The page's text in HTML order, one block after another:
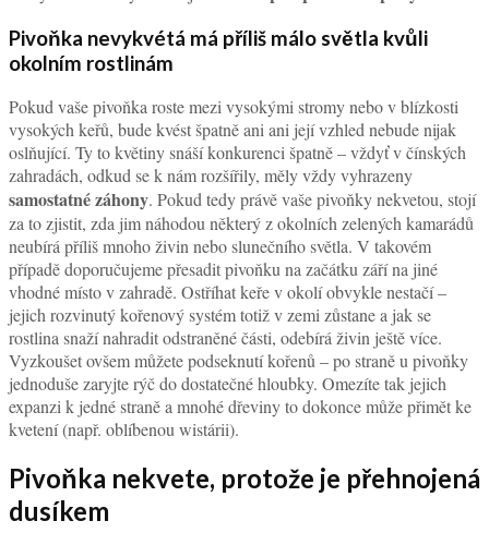
Pivoňka nevykvétá má příliš málo světla kvůli
okolním rostlinám
Pokud vaše pivoňka roste mezi vysokými stromy nebo v blízkosti
vysokých keřů, bude kvést špatně ani ani její vzhled nebude nijak
oslňující. Ty to květiny snáší konkurenci špatně – vždyť v čínských
zahradách, odkud se k nám rozšířily, měly vždy vyhrazeny
samostatné záhony. Pokud tedy právě vaše pivoňky nekvetou, stojí
za to zjistit, zda jim náhodou některý z okolních zelených kamarádů
neubírá příliš mnoho živin nebo slunečního světla. V takovém
případě doporučujeme přesadit pivoňku na začátku září na jiné
vhodné místo v zahradě. Ostříhat keře v okolí obvykle nestačí –
jejich rozvinutý kořenový systém totiž v zemi zůstane a jak se
rostlina snaží nahradit odstraněné části, odebírá živin ještě více.
Vyzkoušet ovšem můžete podseknutí kořenů – po straně u pivoňky
jednoduše zaryjte rýč do dostatečné hloubky. Omezíte tak jejich
expanzi k jedné straně a mnohé dřeviny to dokonce může přimět ke
kvetení (např. oblíbenou wistárii).
Pivoňka nekvete, protože je přehnojená
dusíkem